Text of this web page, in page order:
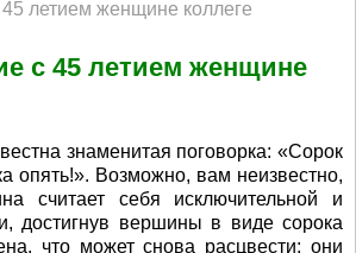
летием женщине коллеге
с 45 летием женщине
знаменитая поговорка: «Сорок
опять!». Возможно, вам неизвестно,
считает себя исключительной и
достигнув вершины в виде сорока
что может снова расцвести; они